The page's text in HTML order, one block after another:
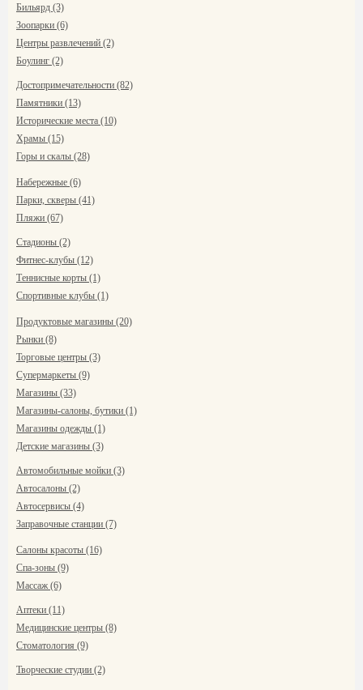
Бильярд (3)
Зоопарки (6)
Центры развлечений (2)
Боулинг (2)
Достопримечательности (82)
Памятники (13)
Исторические места (10)
Храмы (15)
Горы и скалы (28)
Набережные (6)
Парки, скверы (41)
Пляжи (67)
Стадионы (2)
Фитнес-клубы (12)
Теннисные корты (1)
Спортивные клубы (1)
Продуктовые магазины (20)
Рынки (8)
Торговые центры (3)
Супермаркеты (9)
Магазины (33)
Магазины-салоны, бутики (1)
Магазины одежды (1)
Детские магазины (3)
Автомобильные мойки (3)
Автосалоны (2)
Автосервисы (4)
Заправочные станции (7)
Салоны красоты (16)
Спа-зоны (9)
Массаж (6)
Аптеки (11)
Медицинские центры (8)
Стоматология (9)
Творческие студии (2)